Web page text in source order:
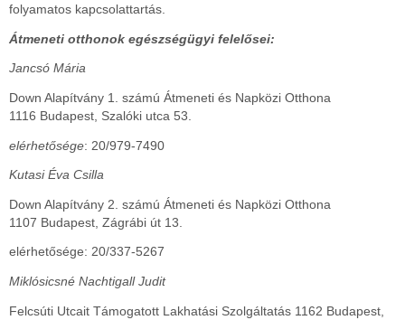
folyamatos kapcsolattartás.
Átmeneti otthonok egészségügyi felelősei:
Jancsó Mária
Down Alapítvány 1. számú Átmeneti és Napközi Otthona
1116 Budapest, Szalóki utca 53.
elérhetősége: 20/979-7490
Kutasi Éva Csilla
Down Alapítvány 2. számú Átmeneti és Napközi Otthona
1107 Budapest, Zágrábi út 13.
elérhetősége: 20/337-5267
Miklósicsné Nachtigall Judit
Felcsúti Utcait Támogatott Lakhatási Szolgáltatás 1162 Budapest,